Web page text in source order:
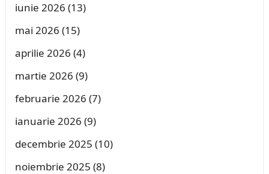
iunie 2026 (13)
mai 2026 (15)
aprilie 2026 (4)
martie 2026 (9)
februarie 2026 (7)
ianuarie 2026 (9)
decembrie 2025 (10)
noiembrie 2025 (8)